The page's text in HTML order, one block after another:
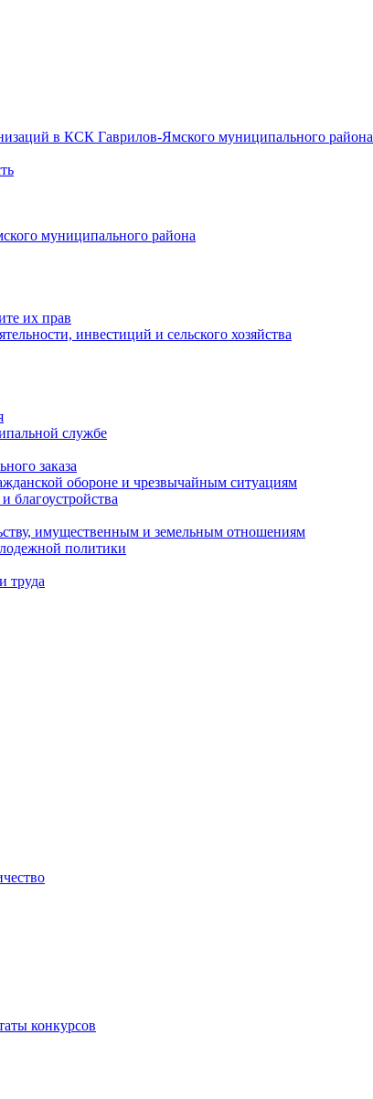
в КСК Гаврилов-Ямского муниципального района
муниципального района
их прав
инвестиций и сельского хозяйства
службе
заказа
обороне и чрезвычайным ситуациям
благоустройства
имущественным и земельным отношениям
политики
труда
конкурсов